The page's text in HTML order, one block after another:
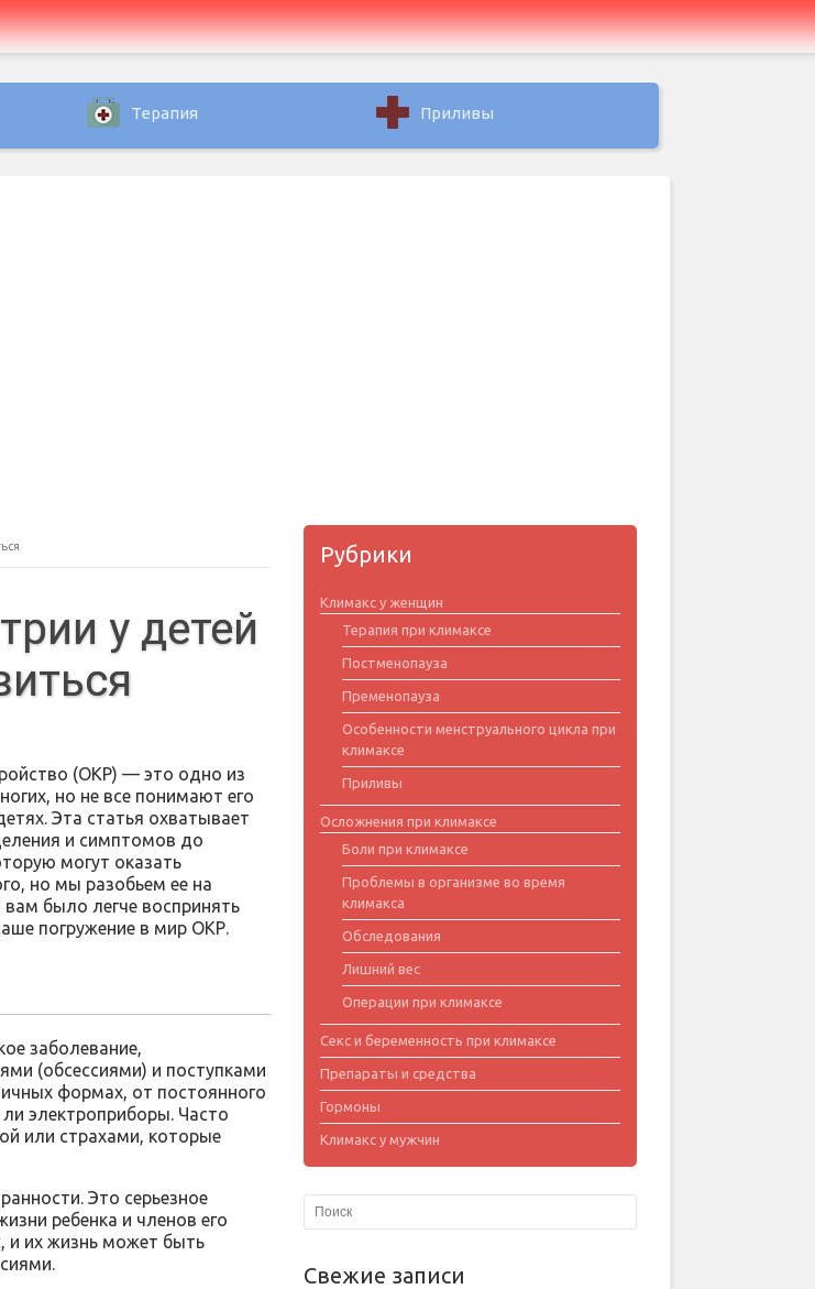
Терапия Приливы
у детей
(ОКР) — это одно из
но не все понимают его
Эта статья охватывает
и симптомов до
могут оказать
но мы разобьем ее на
было легче воспринять
погружение в мир ОКР.
заболевание,
(обсессиями) и поступками
формах, от постоянного
электроприборы. Часто
или страхами, которые
Это серьезное
ребенка и членов его
и их жизнь может быть
Рубрики
Климакс у женщин
Терапия при климаксе
Постменопауза
Пременопауза
Особенности менструального цикла при
климаксе
Приливы
Осложнения при климаксе
Боли при климаксе
Проблемы в организме во время
климакса
Обследования
Лишний вес
Операции при климаксе
Секс и беременность при климаксе
Препараты и средства
Гормоны
Климакс у мужчин
Свежие записи